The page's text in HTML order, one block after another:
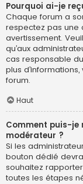
Pourquoi ai-je
Chaque forum a
respectez pas une
avertissement.
qu’aux
cas responsable
plus
forum.
Haut
Comment puis-je
modérateur ?
Si les
bouton dédié
souhaitez
toutes les étapes